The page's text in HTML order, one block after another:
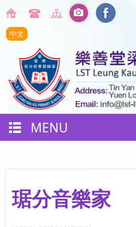
中文
MENU
琚分音樂家